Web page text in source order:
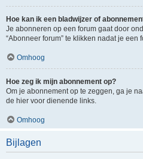
Hoe kan ik een bladwijzer of
Je abonneren op een forum gaat door
“Abonneer forum” te klikken nadat je een
Omhoog
Hoe zeg ik mijn abonnement op?
Om je abonnement op te zeggen, ga je
de hier voor dienende links.
Omhoog
Bijlagen